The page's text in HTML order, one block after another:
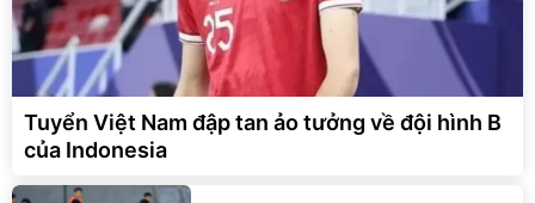
Tuyển Việt Nam đập tan ảo tưởng về đội hình B
của Indonesia